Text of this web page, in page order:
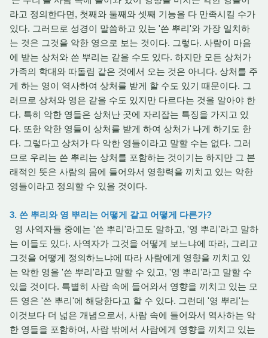
라고 정의한다면, 첫째와 둘째와 셋째 기능을 다 만족시킬 수가
있다. 그러므로 성경이 말씀하고 있는 '쓴 뿌리'와 가장 일치하
는 것은 그것을 악한 영으로 보는 것이다. 그렇다. 사람이 마음
에 받는 상처와 쓴 뿌리는 같을 수도 있다. 하지만 모든 상처가
가족의 학대와 따돌림 같은 것에서 오는 것은 아니다. 상처를 주
게 하는 영이 역사하여 상처를 받게 할 수도 있기 때문이다. 그
러므로 상처와 영은 같을 수도 있지만 다르다는 것을 알아야 한
다. 특히 악한 영들은 상처난 곳에 자리잡는 특징을 가지고 있
다. 또한 악한 영들이 상처를 받게 하여 상처가 나게 하기도 한
다. 그렇다고 상처가 다 악한 영들이라고 말할 수는 없다. 그러
므로 우리는 쓴 뿌리는 상처를 포함하는 것이기는 하지만 그 본
래적인 뜻은 사람의 몸에 들어와서 영향력을 끼치고 있는 악한
영들이라고 정의할 수 있을 것이다.
3. 쓴 뿌리와 영 뿌리는 어떻게 같고 어떻게 다른가?
영 사역자들 중에는 '쓴 뿌리'라고도 말하고, '영 뿌리'라고 말하
는 이들도 있다. 사역자가 그것을 어떻게 보느냐에 따라, 그리고
그것을 어떻게 정의하느냐에 따라 사람에게 영향을 끼치고 있
는 악한 영을 '쓴 뿌리'라고 말할 수 있고, '영 뿌리'라고 말할 수
있을 것이다. 특별히 사람 속에 들어와서 영향을 끼치고 있는 모
든 영은 '쓴 뿌리'에 해당한다고 할 수 있다. 그런데 '영 뿌리'는
이것보다 더 넓은 개념으로서, 사람 속에 들어와서 역사하는 악
한 영들을 포함하여, 사람 밖에서 사람에게 영향을 끼치고 있는